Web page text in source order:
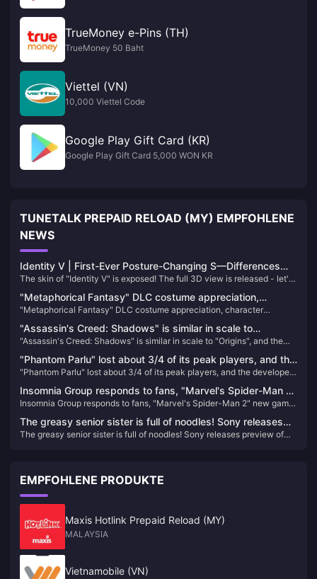
TrueMoney e-Pins (TH)
TrueMoney 50 Baht
Viettel (VN)
10,000 Viettel Code
Google Play Gift Card (KR)
Google Play Gift Card 5,000 WON KR
TUNETALK PREPAID RELOAD (MY) EMPFOHLENE
NEWS
Identity V | First-Ever Posture-Changing S—Differences
from the Poster?
The skin of "Identity V" is exposed! The full 3D view is released - let's
"Metaphorical Fantasy" DLC costume appreciation,
character "Gallika" and "Hulkenberg" figure production
decision
"Metaphorical Fantasy" DLC costume appreciation, character
"Assassin's Creed: Shadows" is similar in scale to
"Origins", and the game offers a seasonal changing
system
"Assassin's Creed: Shadows" is similar in scale to "Origins", and the
"Phantom Parlu" lost about 3/4 of its peak players, and the
developer said it was not worried at all
"Phantom Parlu" lost about 3/4 of its peak players, and the developer
Insomnia Group responds to fans, "Marvel's Spider-Man 2"
new game + mode is coming soon
Insomnia Group responds to fans, "Marvel's Spider-Man 2" new game
The greasy senior sister is full of noodles! Sony releases
preview of 2024 game lineup
The greasy senior sister is full of noodles! Sony releases preview of
EMPFOHLENE PRODUKTE
Maxis Hotlink Prepaid Reload (MY)
MALAYSIA
Vietnamobile (VN)